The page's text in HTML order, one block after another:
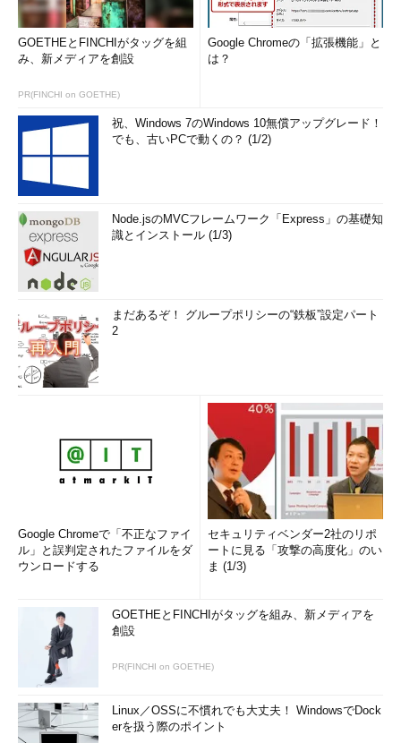
GOETHEとFINCHIがタッグを組
み、新メディアを創設
PR(FINCHI on GOETHE)
Google Chromeの「拡張機能」と
は？
祝、Windows 7のWindows 10無償アップグレード！
でも、古いPCで動くの？ (1/2)
Node.jsのMVCフレームワーク「Express」の基礎知
識とインストール (1/3)
まだあるぞ！ グループポリシーの“鉄板”設定パート
2
Google Chromeで「不正なファイ
ル」と誤判定されたファイルをダ
ウンロードする
セキュリティベンダー2社のリポ
ートに見る「攻撃の高度化」のい
ま (1/3)
GOETHEとFINCHIがタッグを組み、新メディアを
創設
PR(FINCHI on GOETHE)
Linux／OSSに不慣れでも大丈夫！ WindowsでDock
erを扱う際のポイント